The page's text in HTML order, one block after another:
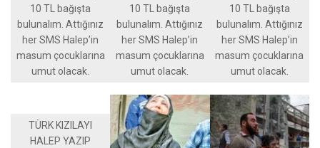
10 TL bağışta
bulunalım. Attığınız
her SMS Halep’in
masum çocuklarına
umut olacak.
10 TL bağışta
bulunalım. Attığınız
her SMS Halep’in
masum çocuklarına
umut olacak.
10 TL bağışta
bulunalım. Attığınız
her SMS Halep’in
masum çocuklarına
umut olacak.
TÜRK KIZILAYI
HALEP YAZIP